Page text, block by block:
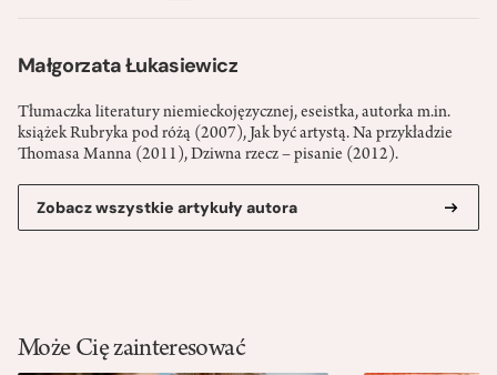
Małgorzata Łukasiewicz
Tłumaczka literatury niemieckojęzycznej, eseistka, autorka m.in.
książek Rubryka pod różą (2007), Jak być artystą. Na przykładzie
Thomasa Manna (2011), Dziwna rzecz – pisanie (2012).
Zobacz wszystkie artykuły autora
Może Cię zainteresować